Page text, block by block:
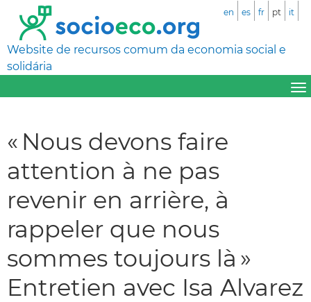
Website de recursos comum da economia social e
solidária
en es fr pt it
« Nous devons faire
attention à ne pas
revenir en arrière, à
rappeler que nous
sommes toujours là »
Entretien avec Isa Alvarez